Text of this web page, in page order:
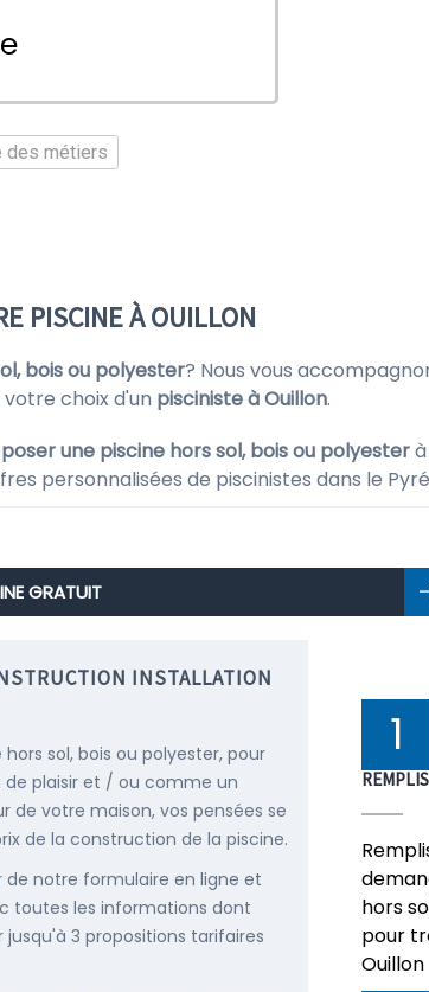
des métiers
PISCINE À OUILLON
bois ou polyester? Nous vous
choix d'un pisciniste à Ouillon.
poser une piscine hors sol, bois ou polyesterà
personnalisées de piscinistes dans le
GRATUIT
INSTALLATION
sol, bois ou polyester, pour
plaisir et / ou comme un
de votre maison, vos pensées se
de la construction de la piscine.
de notre formulaire en ligne et
toutes les informations dont
3 propositions tarifaires
1
hors
pour
Ouillon